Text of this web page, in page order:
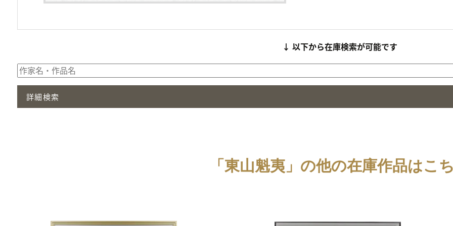
↓ 以下から在庫検索が可能です
詳細検索
「東山魁夷」の他の在庫作品はこ